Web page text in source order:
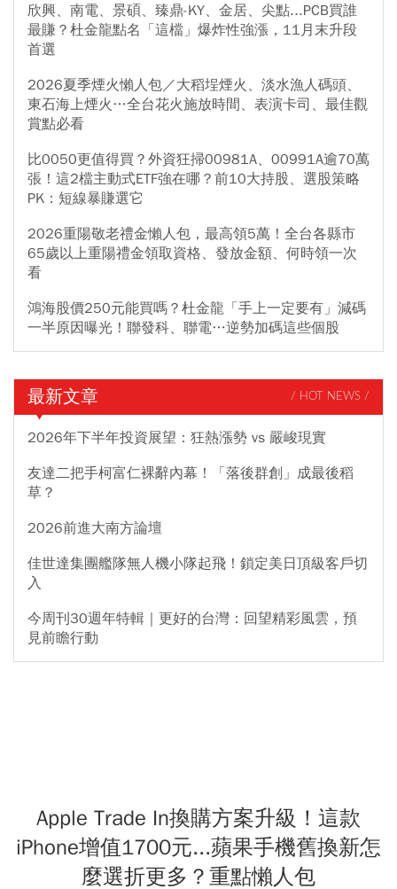
欣興、南電、景碩、臻鼎-KY、金居、尖點...PCB買誰
最賺？杜金龍點名「這檔」爆炸性強漲，11月末升段
首選
2026夏季煙火懶人包／大稻埕煙火、淡水漁人碼頭、
東石海上煙火…全台花火施放時間、表演卡司、最佳觀
賞點必看
比0050更值得買？外資狂掃00981A、00991A逾70萬
張！這2檔主動式ETF強在哪？前10大持股、選股策略
PK：短線暴賺選它
2026重陽敬老禮金懶人包，最高領5萬！全台各縣市
65歲以上重陽禮金領取資格、發放金額、何時領一次
看
鴻海股價250元能買嗎？杜金龍「手上一定要有」減碼
一半原因曝光！聯發科、聯電…逆勢加碼這些個股
最新文章 / HOT NEWS /
2026年下半年投資展望：狂熱漲勢 vs 嚴峻現實
友達二把手柯富仁裸辭內幕！「落後群創」成最後稻
草？
2026前進大南方論壇
佳世達集團艦隊無人機小隊起飛！鎖定美日頂級客戶切
入
今周刊30週年特輯｜更好的台灣：回望精彩風雲，預
見前瞻行動
Apple Trade In換購方案升級！這款
iPhone增值1700元...蘋果手機舊換新怎
麼選折更多？重點懶人包